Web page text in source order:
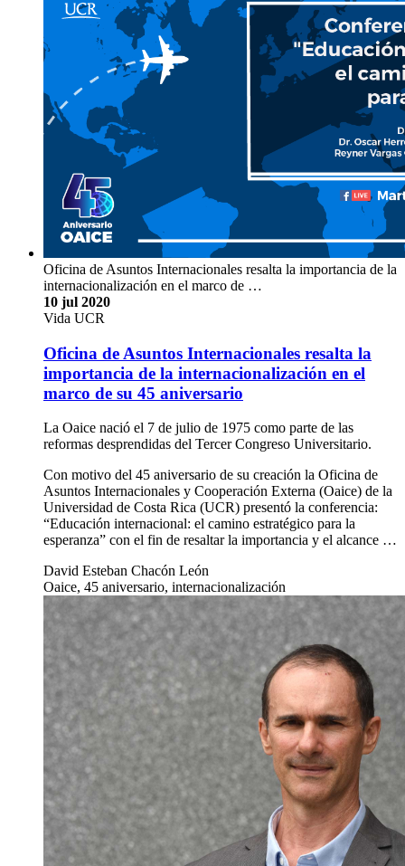
Oficina de Asuntos Internacionales resalta la importancia de la
internacionalización en el marco de …
10 jul 2020
Vida UCR
Oficina de Asuntos Internacionales resalta la
importancia de la internacionalización en el
marco de su 45 aniversario
La Oaice nació el 7 de julio de 1975 como parte de las
reformas desprendidas del Tercer Congreso Universitario.
Con motivo del 45 aniversario de su creación la Oficina de
Asuntos Internacionales y Cooperación Externa (Oaice) de la
Universidad de Costa Rica (UCR) presentó la conferencia:
“Educación internacional: el camino estratégico para la
esperanza” con el fin de resaltar la importancia y el alcance …
David Esteban Chacón León
Oaice, 45 aniversario, internacionalización